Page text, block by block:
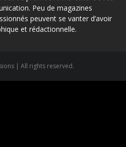
Peu de magazines
peuvent se vanter d’avoir
et rédactionnelle.
| All rights reserved.